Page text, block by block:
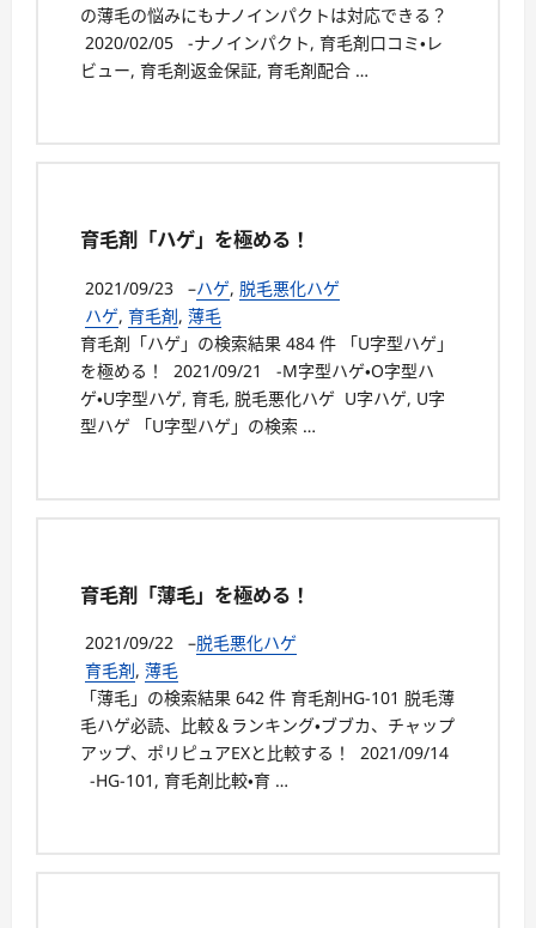
の薄毛の悩みにもナノインパクトは対応できる？
2020/02/05 -ナノインパクト, 育毛剤口コミ・レ
ビュー, 育毛剤返金保証, 育毛剤配合 …
育毛剤「ハゲ」を極める！
2021/09/23 –ハゲ, 脱毛悪化ハゲ
ハゲ, 育毛剤, 薄毛
育毛剤「ハゲ」の検索結果 484 件 「U字型ハゲ」
を極める！ 2021/09/21 -M字型ハゲ・O字型ハ
ゲ・U字型ハゲ, 育毛, 脱毛悪化ハゲ U字ハゲ, U字
型ハゲ 「U字型ハゲ」の検索 …
育毛剤「薄毛」を極める！
2021/09/22 –脱毛悪化ハゲ
育毛剤, 薄毛
「薄毛」の検索結果 642 件 育毛剤HG-101 脱毛薄
毛ハゲ必読、比較＆ランキング・ブブカ、チャップ
アップ、ポリピュアEXと比較する！ 2021/09/14
-HG-101, 育毛剤比較・育 …